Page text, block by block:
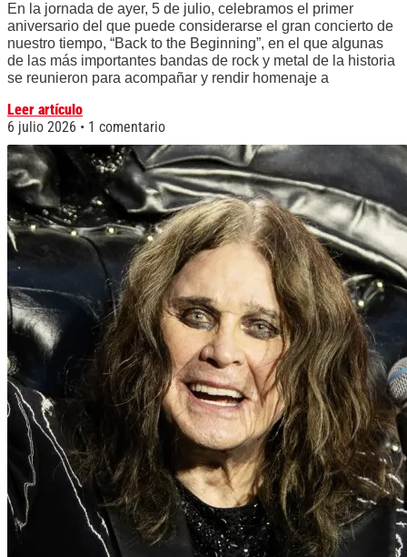
En la jornada de ayer, 5 de julio, celebramos el primer
aniversario del que puede considerarse el gran concierto de
nuestro tiempo, “Back to the Beginning”, en el que algunas
de las más importantes bandas de rock y metal de la historia
se reunieron para acompañar y rendir homenaje a
Leer artículo
6 julio 2026
1 comentario